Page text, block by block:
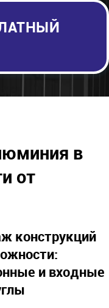
в
от
конструкций
и входные